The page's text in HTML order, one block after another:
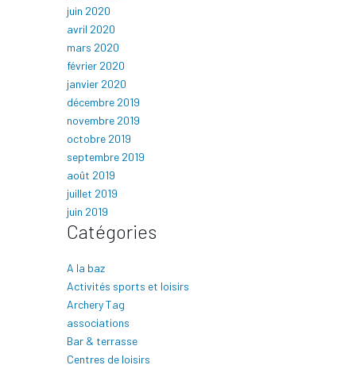
juin 2020
avril 2020
mars 2020
février 2020
janvier 2020
décembre 2019
novembre 2019
octobre 2019
septembre 2019
août 2019
juillet 2019
juin 2019
Catégories
A la baz
Activités sports et loisirs
Archery Tag
associations
Bar & terrasse
Centres de loisirs